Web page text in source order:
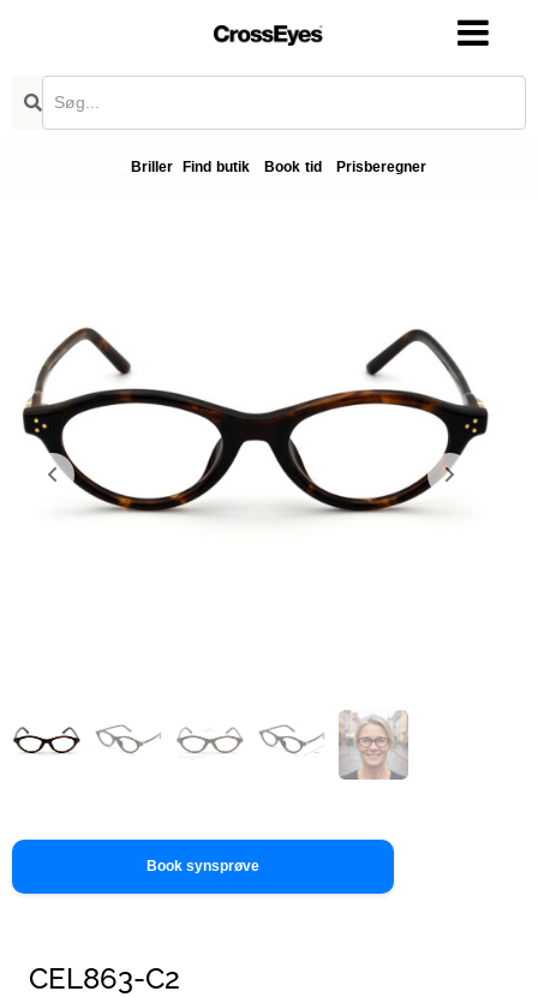
Briller Find butik Book tid Prisberegner
Book synsprøve
CEL863-C2